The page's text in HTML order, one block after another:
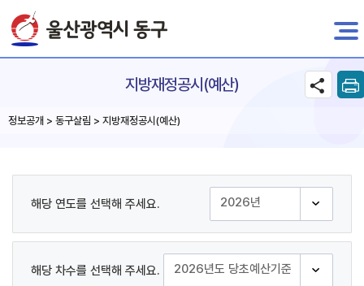
전자민원
지방재정공시(예산)
정보공개 > 동구살림 > 지방재정공시(예산)
해당 연도를 선택해 주세요.
해당 차수를 선택해 주세요.